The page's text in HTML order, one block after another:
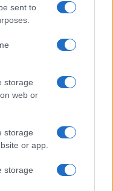
sent to
storage
web or
storage
or app.
storage